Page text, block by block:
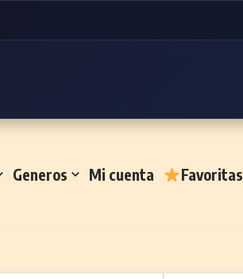
Generos Mi cuenta Favoritas